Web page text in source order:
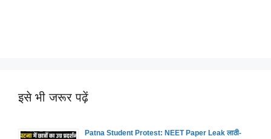
इसे भी जरूर पढ़ें
Patna Student Protest: NEET Paper Leak लाठी-